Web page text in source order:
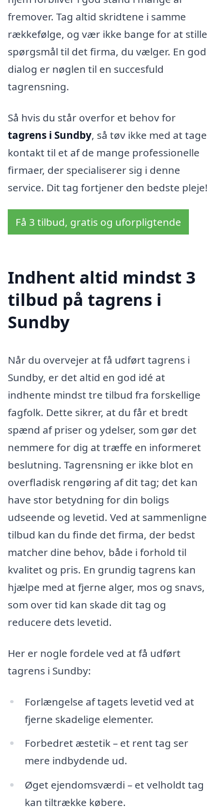
fremover. Tag altid skridtene i samme
rækkefølge, og vær ikke bange for at stille
spørgsmål til det firma, du vælger. En god
dialog er nøglen til en succesfuld
tagrensning.
Så hvis du står overfor et behov for
tagrens i Sundby, så tøv ikke med at tage
kontakt til et af de mange professionelle
firmaer, der specialiserer sig i denne
service. Dit tag fortjener den bedste pleje!
Få 3 tilbud, gratis og uforpligtende
Indhent altid mindst 3
tilbud på tagrens i
Sundby
Når du overvejer at få udført tagrens i
Sundby, er det altid en god idé at
indhente mindst tre tilbud fra forskellige
fagfolk. Dette sikrer, at du får et bredt
spænd af priser og ydelser, som gør det
nemmere for dig at træffe en informeret
beslutning. Tagrensning er ikke blot en
overfladisk rengøring af dit tag; det kan
have stor betydning for din boligs
udseende og levetid. Ved at sammenligne
tilbud kan du finde det firma, der bedst
matcher dine behov, både i forhold til
kvalitet og pris. En grundig tagrens kan
hjælpe med at fjerne alger, mos og snavs,
som over tid kan skade dit tag og
reducere dets levetid.
Her er nogle fordele ved at få udført
tagrens i Sundby:
Forlængelse af tagets levetid ved at
fjerne skadelige elementer.
Forbedret æstetik – et rent tag ser
mere indbydende ud.
Øget ejendomsværdi – et velholdt tag
kan tiltrække købere.